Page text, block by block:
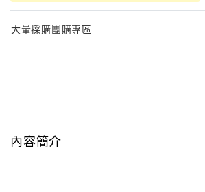
大量採購團購專區
內容簡介